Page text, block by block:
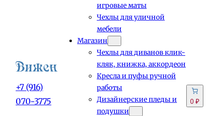
+7 (916)
070-3775
игровые маты
Чехлы для уличной
мебели
Магазин
Чехлы для диванов клик-
кляк, книжка, аккордеон
Кресла и пуфы ручной
работы
Дизайнерские пледы и
подушки
0 ₽